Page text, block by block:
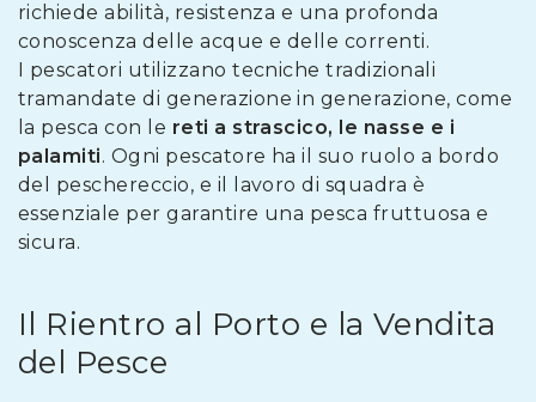
richiede abilità, resistenza e una profonda
conoscenza delle acque e delle correnti.
I pescatori utilizzano tecniche tradizionali
tramandate di generazione in generazione, come
la pesca con le reti a strascico, le nasse e i
palamiti. Ogni pescatore ha il suo ruolo a bordo
del peschereccio, e il lavoro di squadra è
essenziale per garantire una pesca fruttuosa e
sicura.
Il Rientro al Porto e la Vendita
del Pesce